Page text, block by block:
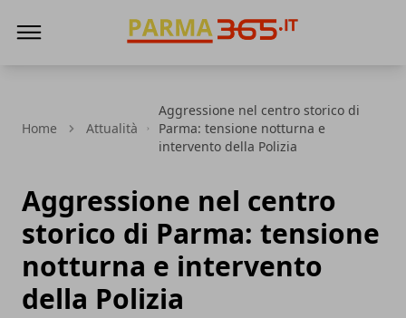
Home Attualità
Aggressione nel centro storico di
Parma: tensione notturna e
intervento della Polizia
Aggressione nel centro
storico di Parma: tensione
notturna e intervento
della Polizia